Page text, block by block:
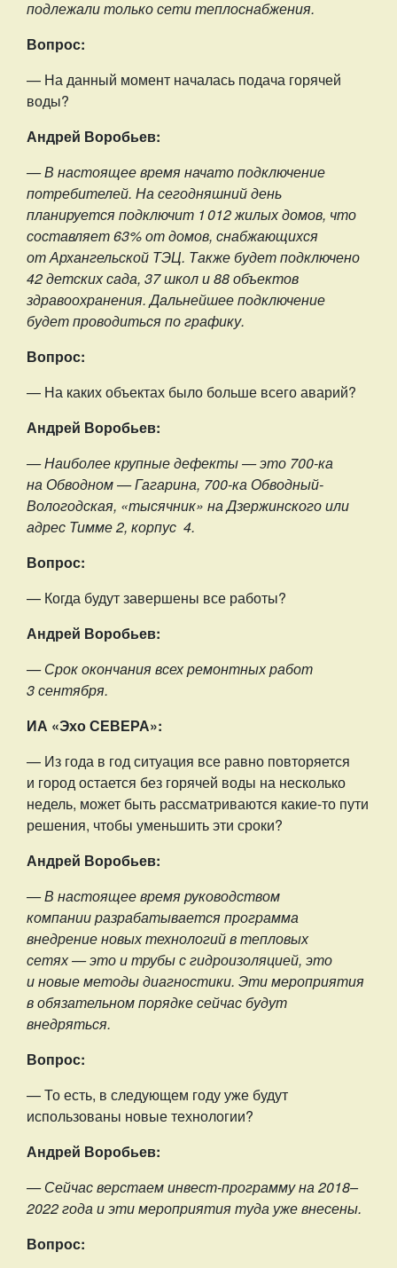
подлежали только сети теплоснабжения.
Вопрос:
— На данный момент началась подача горячей
воды?
Андрей Воробьев:
— В настоящее время начато подключение
потребителей. На сегодняшний день
планируется подключит 1 012 жилых домов, что
составляет 63% от домов, снабжающихся
от Архангельской ТЭЦ. Также будет подключено
42 детских сада, 37 школ и 88 объектов
здравоохранения. Дальнейшее подключение
будет проводиться по графику.
Вопрос:
— На каких объектах было больше всего аварий?
Андрей Воробьев:
— Наиболее крупные дефекты — это 700-ка
на Обводном — Гагарина, 700-ка Обводный-
Вологодская, «тысячник» на Дзержинского или
адрес Тимме 2, корпус 4.
Вопрос:
— Когда будут завершены все работы?
Андрей Воробьев:
— Срок окончания всех ремонтных работ
3 сентября.
ИА «Эхо СЕВЕРА»:
— Из года в год ситуация все равно повторяется
и город остается без горячей воды на несколько
недель, может быть рассматриваются какие-то пути
решения, чтобы уменьшить эти сроки?
Андрей Воробьев:
— В настоящее время руководством
компании разрабатывается программа
внедрение новых технологий в тепловых
сетях — это и трубы с гидроизоляцией, это
и новые методы диагностики. Эти мероприятия
в обязательном порядке сейчас будут
внедряться.
Вопрос:
— То есть, в следующем году уже будут
использованы новые технологии?
Андрей Воробьев:
— Сейчас верстаем инвест-программу на 2018–
2022 года и эти мероприятия туда уже внесены.
Вопрос: